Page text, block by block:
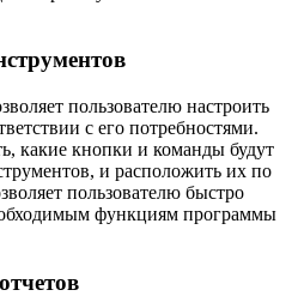
пользователю настроить
с его потребностями.
какие кнопки и команды будут
и расположить их по
пользователю быстро
функциям программы